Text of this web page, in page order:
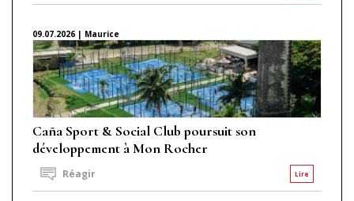
09.07.2026 | Maurice
Caña Sport & Social Club poursuit son
développement à Mon Rocher
Lire
Réagir